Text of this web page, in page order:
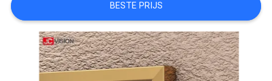
VRAAG
EEN
OFFERTE
BESTE PRIJS